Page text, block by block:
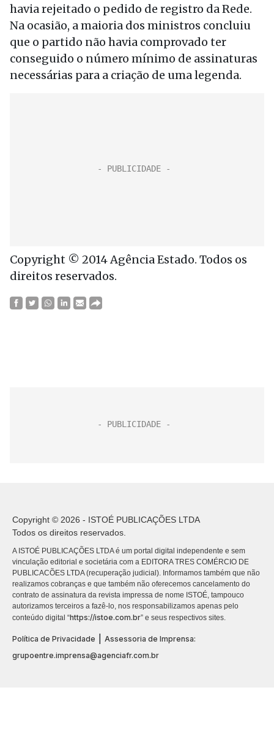
havia rejeitado o pedido de registro da Rede.
Na ocasião, a maioria dos ministros concluiu
que o partido não havia comprovado ter
conseguido o número mínimo de assinaturas
necessárias para a criação de uma legenda.
Copyright © 2014 Agência Estado. Todos os
direitos reservados.
Copyright © 2026 - ISTOÉ PUBLICAÇÕES LTDA
Todos os direitos reservados.
A ISTOÉ PUBLICAÇÕES LTDA é um portal digital independente e sem
vinculação editorial e societária com a EDITORA TRES COMÉRCIO DE
PUBLICACÕES LTDA (recuperação judicial). Informamos também que não
realizamos cobranças e que também não oferecemos cancelamento do
contrato de assinatura da revista impressa de nome ISTOÉ, tampouco
autorizamos terceiros a fazê-lo, nos responsabilizamos apenas pelo
conteúdo digital “https://istoe.com.br” e seus respectivos sites.
Política de Privacidade
Assessoria de Imprensa:
grupoentre.imprensa@agenciafr.com.br